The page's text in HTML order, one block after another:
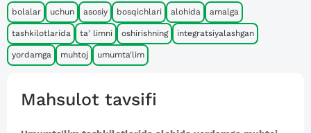
bolalar uchun asosiy bosqichlari alohida amalga
tashkilotlarida taʼlimni oshirishning integratsiyalashgan
yordamga muhtoj umumta'lim
Mahsulot tavsifi